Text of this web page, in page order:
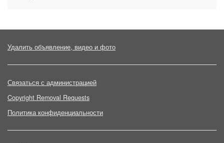
Удалить объявление, видео и фото
Связаться с администрацией
Copyright Removal Requests
Политика конфиденциальности